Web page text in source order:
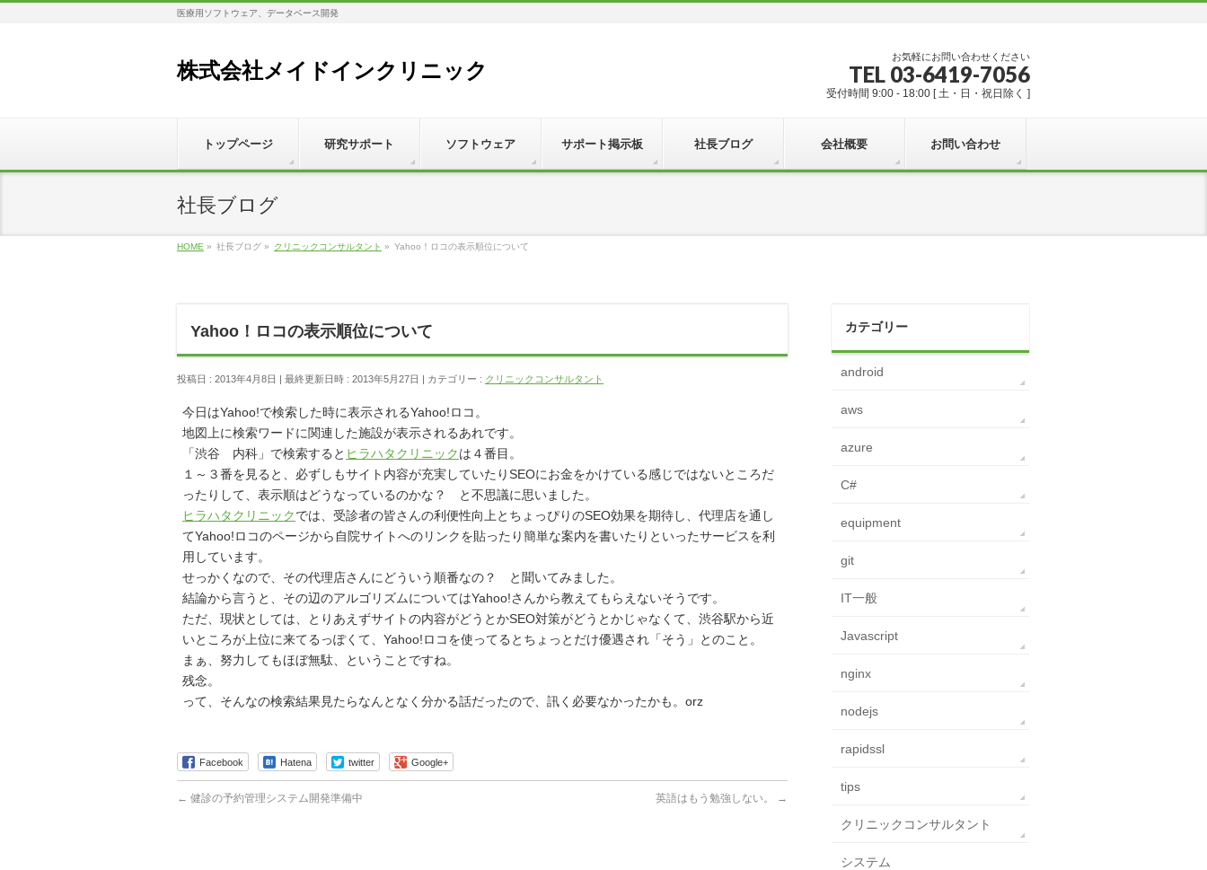
医療用ソフトウェア、データベース開発
株式会社メイドインクリニック
お気軽にお問い合わせください
TEL 03-6419-7056
受付時間 9:00 - 18:00 [ 土・日・祝日除く ]
トップページ 研究サポート ソフトウェア サポート掲示板 社長ブログ 会社概要 お問い合わせ
社長ブログ
HOME » 社長ブログ » クリニックコンサルタント » Yahoo！ロコの表示順位について
Yahoo！ロコの表示順位について
投稿日 : 2013年4月8日 最終更新日時 : 2013年5月27日 カテゴリー : クリニックコンサルタント
今日はYahoo!で検索した時に表示されるYahoo!ロコ。
地図上に検索ワードに関連した施設が表示されるあれです。
「渋谷 内科」で検索すると ヒラハタクリニックは４番目。
１～３番を見ると、必ずしもサイト内容が充実していたりSEOにお金をかけている感じではないところだ
ったりして、表示順はどうなっているのかな？ と不思議に思いました。
ヒラハタクリニックでは、受診者の皆さんの利便性向上とちょっぴりのSEO効果を期待し、代理店を通し
てYahoo!ロコのページから自院サイトへのリンクを貼ったり簡単な案内を書いたりといったサービスを利
用しています。
せっかくなので、その代理店さんにどういう順番なの？ と聞いてみました。
結論から言うと、その辺のアルゴリズムについてはYahoo!さんから教えてもらえないそうです。
ただ、現状としては、とりあえずサイトの内容がどうとかSEO対策がどうとかじゃなくて、渋谷駅から近
いところが上位に来てるっぽくて、Yahoo!ロコを使ってるとちょっとだけ優遇され「そう」とのこと。
まぁ、努力してもほぼ無駄、ということですね。
残念。
って、そんなの検索結果見たらなんとなく分かる話だったので、訊く必要なかったかも。orz
Facebook Hatena twitter Google+
← 健診の予約管理システム開発準備中 英語はもう勉強しない。 →
カテゴリー
android
aws
azure
C#
equipment
git
IT一般
Javascript
nginx
nodejs
rapidssl
tips
クリニックコンサルタント
システム